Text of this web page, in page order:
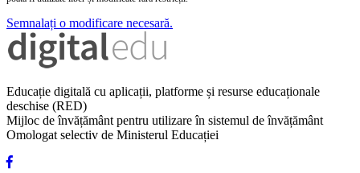
Semnalați o modificare necesară.
Educație digitală cu aplicații, platforme și resurse educaționale
deschise (RED)
Mijloc de învățământ pentru utilizare în sistemul de învățământ
Omologat selectiv de Ministerul Educației